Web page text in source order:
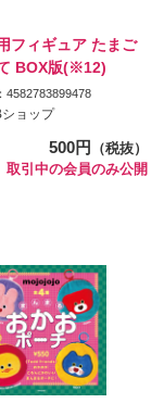
フィギュア たまご
BOX版(※12)
4582783899478
ョップ
500円
（税抜）
取引中の会員のみ公開